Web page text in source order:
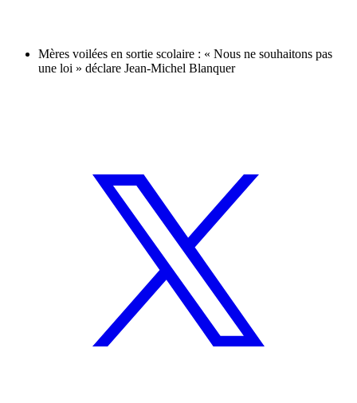
Mères voilées en sortie scolaire : « Nous ne souhaitons pas
une loi » déclare Jean-Michel Blanquer